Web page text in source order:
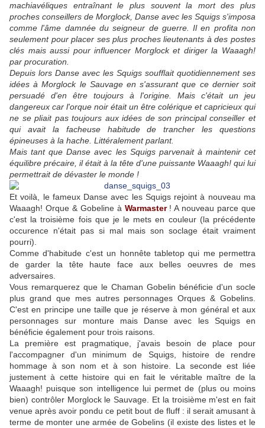
machiavéliques entraînant le plus souvent la mort des plus
proches conseillers de Morglock, Danse avec les Squigs s'imposa
comme l'âme damnée du seigneur de guerre. Il en profita non
seulement pour placer ses plus proches lieutenants à des postes
clés mais aussi pour influencer Morglock et diriger la Waaagh!
par procuration.
Depuis lors Danse avec les Squigs soufflait quotidiennement ses
idées à Morglock le Sauvage en s'assurant que ce dernier soit
persuadé d'en être toujours à l'origine. Mais c'était un jeu
dangereux car l'orque noir était un être colérique et capricieux qui
ne se pliait pas toujours aux idées de son principal conseiller et
qui avait la facheuse habitude de trancher les questions
épineuses à la hache. Littéralement parlant.
Mais tant que Danse avec les Squigs parvenait à maintenir cet
équilibre précaire, il était à la tête d'une puissante Waaagh! qui lui
permettrait de dévaster le monde !
Et voilà, le fameux Danse avec les Squigs rejoint à nouveau ma
Waaagh! Orque & Gobeline à Warmaster! A nouveau parce que
c'est la troisième fois que je le mets en couleur (la précédente
occurence n'était pas si mal mais son soclage était vraiment
pourri).
Comme d'habitude c'est un honnête tabletop qui me permettra
de garder la tête haute face aux belles oeuvres de mes
adversaires.
Vous remarquerez que le Chaman Gobelin bénéficie d'un socle
plus grand que mes autres personnages Orques & Gobelins.
C'est en principe une taille que je réserve à mon général et aux
personnages sur monture mais Danse avec les Squigs en
bénéficie également pour trois raisons.
La première est pragmatique, j'avais besoin de place pour
l'accompagner d'un minimum de Squigs, histoire de rendre
hommage à son nom et à son histoire. La seconde est liée
justement à cette histoire qui en fait le véritable maître de la
Waaagh! puisque son intelligence lui permet de (plus ou moins
bien) contrôler Morglock le Sauvage. Et la troisième m'est en fait
venue après avoir pondu ce petit bout de fluff : il serait amusant à
terme de monter une armée de Gobelins (il existe des listes et le